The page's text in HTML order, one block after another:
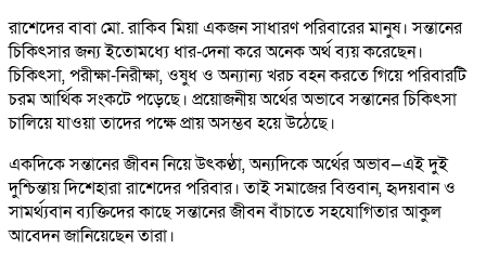
রাশেদের বাবা মো. রাকিব মিয়া একজন সাধারণ পরিবারের মানুষ। সন্তানের
চিকিৎসার জন্য ইতোমধ্যে ধার-দেনা করে অনেক অর্থ ব্যয় করেছেন।
চিকিৎসা, পরীক্ষা-নিরীক্ষা, ওষুধ ও অন্যান্য খরচ বহন করতে গিয়ে পরিবারটি
চরম আর্থিক সংকটে পড়েছে। প্রয়োজনীয় অর্থের অভাবে সন্তানের চিকিৎসা
চালিয়ে যাওয়া তাদের পক্ষে প্রায় অসম্ভব হয়ে উঠেছে।
একদিকে সন্তানের জীবন নিয়ে উৎকণ্ঠা, অন্যদিকে অর্থের অভাব—এই দুই
দুশ্চিন্তায় দিশেহারা রাশেদের পরিবার। তাই সমাজের বিত্তবান, হৃদয়বান ও
সামর্থ্যবান ব্যক্তিদের কাছে সন্তানের জীবন বাঁচাতে সহযোগিতার আকুল
আবেদন জানিয়েছেন তারা।